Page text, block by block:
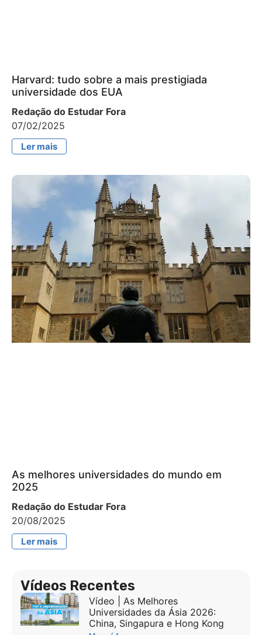
Harvard: tudo sobre a mais prestigiada
universidade dos EUA
Redação do Estudar Fora
07/02/2025
Ler mais
As melhores universidades do mundo em
2025
Redação do Estudar Fora
20/08/2025
Ler mais
Vídeos Recentes
Vídeo | As Melhores
Universidades da Ásia 2026:
China, Singapura e Hong Kong